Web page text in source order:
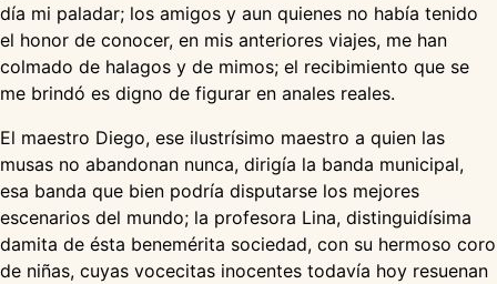
día mi paladar; los amigos y aun quienes no había tenido
el honor de conocer, en mis anteriores viajes, me han
colmado de halagos y de mimos; el recibimiento que se
me brindó es digno de figurar en anales reales.
El maestro Diego, ese ilustrísimo maestro a quien las
musas no abandonan nunca, dirigía la banda municipal,
esa banda que bien podría disputarse los mejores
escenarios del mundo; la profesora Lina, distinguidísima
damita de ésta benemérita sociedad, con su hermoso coro
de niñas, cuyas vocecitas inocentes todavía hoy resuenan